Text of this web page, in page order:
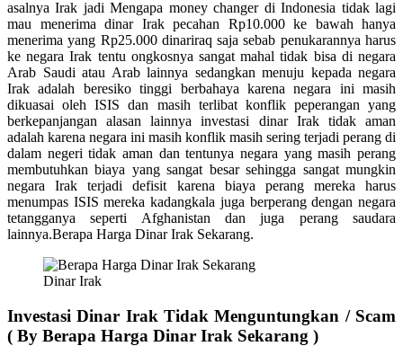
asalnya Irak jadi Mengapa money changer di Indonesia tidak lagi
mau menerima dinar Irak pecahan Rp10.000 ke bawah hanya
menerima yang Rp25.000 dinariraq saja sebab penukarannya harus
ke negara Irak tentu ongkosnya sangat mahal tidak bisa di negara
Arab Saudi atau Arab lainnya sedangkan menuju kepada negara
Irak adalah beresiko tinggi berbahaya karena negara ini masih
dikuasai oleh ISIS dan masih terlibat konflik peperangan yang
berkepanjangan alasan lainnya investasi dinar Irak tidak aman
adalah karena negara ini masih konflik masih sering terjadi perang di
dalam negeri tidak aman dan tentunya negara yang masih perang
membutuhkan biaya yang sangat besar sehingga sangat mungkin
negara Irak terjadi defisit karena biaya perang mereka harus
menumpas ISIS mereka kadangkala juga berperang dengan negara
tetangganya seperti Afghanistan dan juga perang saudara
lainnya.Berapa Harga Dinar Irak Sekarang.
Dinar Irak
Investasi Dinar Irak Tidak Menguntungkan / Scam
( By Berapa Harga Dinar Irak Sekarang )